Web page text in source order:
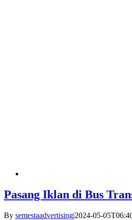
Pasang Iklan di Bus
By semestaadvertising|2024-05-